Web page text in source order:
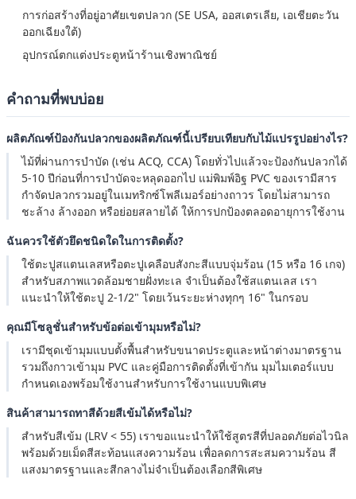
การก่อสร้างที่อยู่อาศัยเขตปลวก (SE USA, ออสเตรเลีย, เอเชียตะวัน
ออกเฉียงใต้)
อุปกรณ์ตกแต่งประตูหน้าร้านเชิงพาณิชย์
คำถามที่พบบ่อย
ผลิตภัณฑ์ป้องกันปลวกของผลิตภัณฑ์นี้เปรียบเทียบกับไม้แปรรูปอย่างไร?
ไม้ที่ผ่านการบำบัด (เช่น ACQ, CCA) โดยทั่วไปแล้วจะป้องกันปลวกได้
5-10 ปีก่อนที่การบำบัดจะหลุดออกไป แม่พิมพ์อิฐ PVC ของเรามีสาร
กำจัดปลวกรวมอยู่ในเมทริกซ์โพลีเมอร์อย่างถาวร โดยไม่สามารถ
ชะล้าง ล้างออก หรือย่อยสลายได้ ให้การปกป้องตลอดอายุการใช้งาน
ฉันควรใช้ตัวยึดชนิดใดในการติดตั้ง?
ใช้ตะปูสแตนเลสหรือตะปูเคลือบสังกะสีแบบจุ่มร้อน (15 หรือ 16 เกจ)
สำหรับสภาพแวดล้อมชายฝั่งทะเล จำเป็นต้องใช้สแตนเลส เรา
แนะนำให้ใช้ตะปู 2-1/2" โดยเว้นระยะห่างทุกๆ 16" ในกรอบ
คุณมีโซลูชั่นสำหรับข้อต่อเข้ามุมหรือไม่?
เรามีชุดเข้ามุมแบบตั้งพื้นสำหรับขนาดประตูและหน้าต่างมาตรฐาน
รวมถึงกาวเข้ามุม PVC และคู่มือการติดตั้งที่เข้ากัน มุมไมเตอร์แบบ
กำหนดเองพร้อมใช้งานสำหรับการใช้งานแบบพิเศษ
สินค้าสามารถทาสีด้วยสีเข้มได้หรือไม่?
สำหรับสีเข้ม (LRV < 55) เราขอแนะนำให้ใช้สูตรสีที่ปลอดภัยต่อไวนิล
พร้อมด้วยเม็ดสีสะท้อนแสงความร้อน เพื่อลดการสะสมความร้อน สี
แสงมาตรฐานและสีกลางไม่จำเป็นต้องเลือกสีพิเศษ